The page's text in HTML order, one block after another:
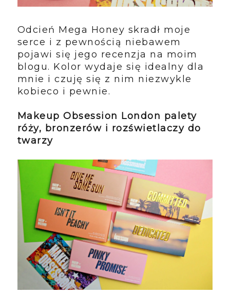
Odcień Mega Honey skradł moje
serce i z pewnością niebawem
pojawi się jego recenzja na moim
blogu. Kolor wydaje się idealny dla
mnie i czuję się z nim niezwykle
kobieco i pewnie.
Makeup Obsession London palety
róży, bronzerów i rozświetlaczy do
twarzy